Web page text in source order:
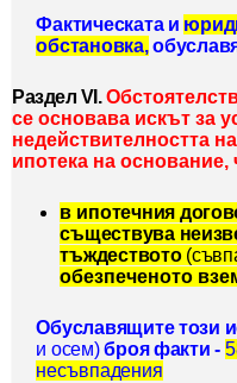
Фактическата и
обстановка,
Раздел VІ.
се основава искът за
недействителността
ипотека на основание,
в ипотечния
съществува
тъждеството (съв
обезпеченото
Обуславящите този
и осем)броя факти -
несъвпадения